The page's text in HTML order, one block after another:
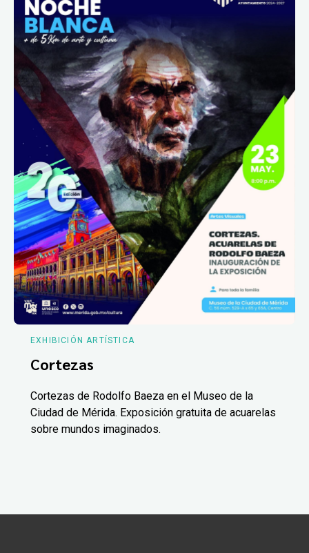
EXHIBICIÓN ARTÍSTICA
Cortezas
Cortezas de Rodolfo Baeza en el Museo de la
Ciudad de Mérida. Exposición gratuita de acuarelas
sobre mundos imaginados.